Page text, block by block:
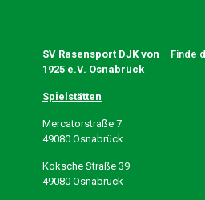
SV Rasensport DJK von
1925 e.V. Osnabrück
Spielstätten
Mercatorstraße 7
49080 Osnabrück
Koksche Straße 39
49080 Osnabrück
Finde